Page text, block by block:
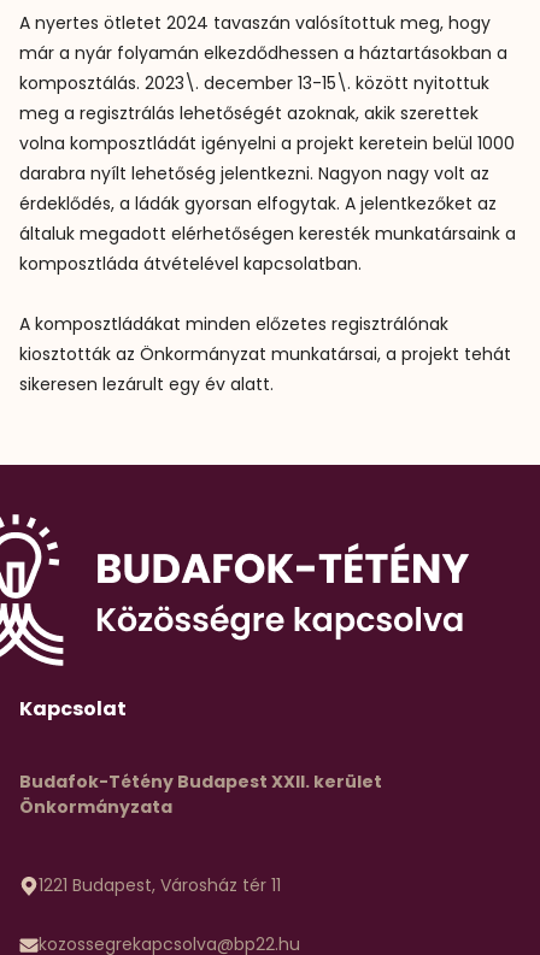
A nyertes ötletet 2024 tavaszán valósítottuk meg, hogy
már a nyár folyamán elkezdődhessen a háztartásokban a
komposztálás. 2023\. december 13-15\. között nyitottuk
meg a regisztrálás lehetőségét azoknak, akik szerettek
volna komposztládát igényelni a projekt keretein belül 1000
darabra nyílt lehetőség jelentkezni. Nagyon nagy volt az
érdeklődés, a ládák gyorsan elfogytak. A jelentkezőket az
általuk megadott elérhetőségen keresték munkatársaink a
komposztláda átvételével kapcsolatban.
A komposztládákat minden előzetes regisztrálónak
kiosztották az Önkormányzat munkatársai, a projekt tehát
sikeresen lezárult egy év alatt.
Kapcsolat
Budafok-Tétény Budapest XXII. kerület
Önkormányzata
1221 Budapest, Városház tér 11
kozossegrekapcsolva@bp22.hu